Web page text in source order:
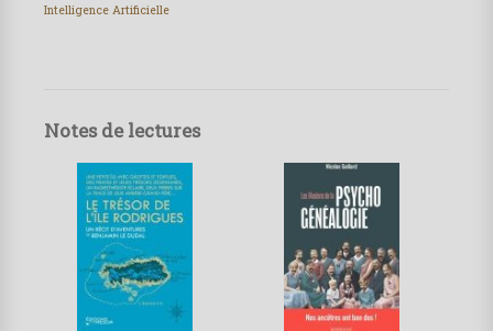
Intelligence Artificielle
Notes de lectures